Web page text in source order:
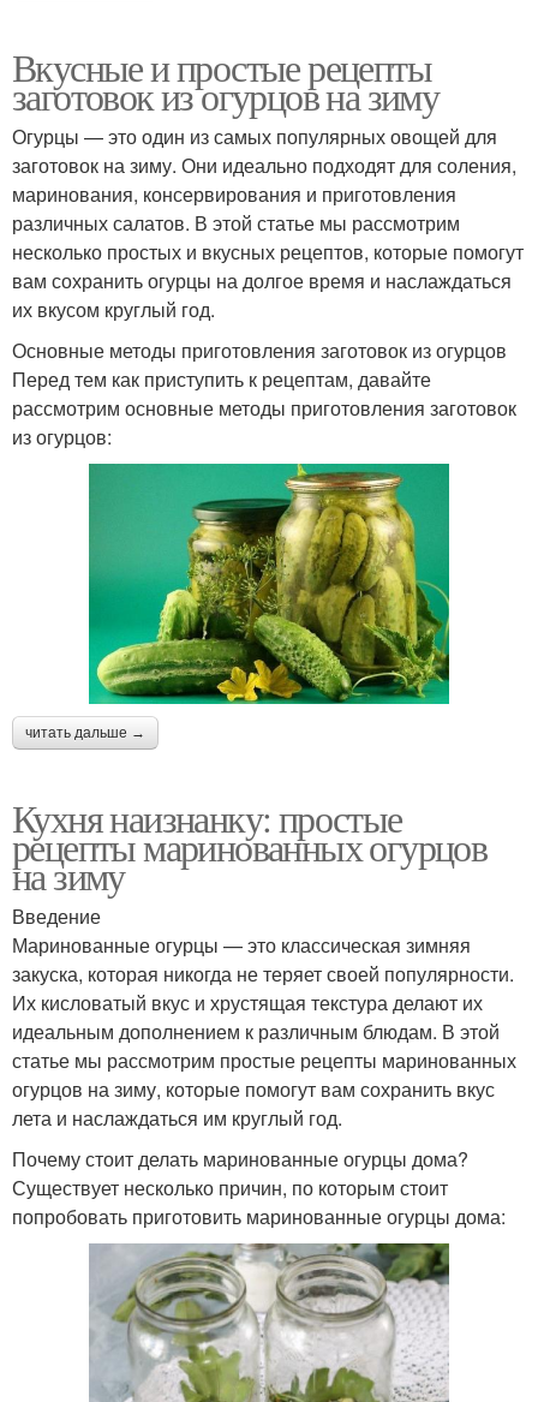
Вкусные и простые рецепты
заготовок из огурцов на зиму
Огурцы — это один из самых популярных овощей для
заготовок на зиму. Они идеально подходят для соления,
маринования, консервирования и приготовления
различных салатов. В этой статье мы рассмотрим
несколько простых и вкусных рецептов, которые помогут
вам сохранить огурцы на долгое время и наслаждаться
их вкусом круглый год.
Основные методы приготовления заготовок из огурцов
Перед тем как приступить к рецептам, давайте
рассмотрим основные методы приготовления заготовок
из огурцов:
читать дальше →
Кухня наизнанку: простые
рецепты маринованных огурцов
на зиму
Введение
Маринованные огурцы — это классическая зимняя
закуска, которая никогда не теряет своей популярности.
Их кисловатый вкус и хрустящая текстура делают их
идеальным дополнением к различным блюдам. В этой
статье мы рассмотрим простые рецепты маринованных
огурцов на зиму, которые помогут вам сохранить вкус
лета и наслаждаться им круглый год.
Почему стоит делать маринованные огурцы дома?
Существует несколько причин, по которым стоит
попробовать приготовить маринованные огурцы дома: